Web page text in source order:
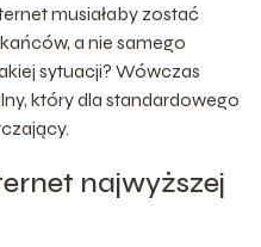
musiałaby zostać
a nie samego
sytuacji? Wówczas
który dla standardowego
najwyższej